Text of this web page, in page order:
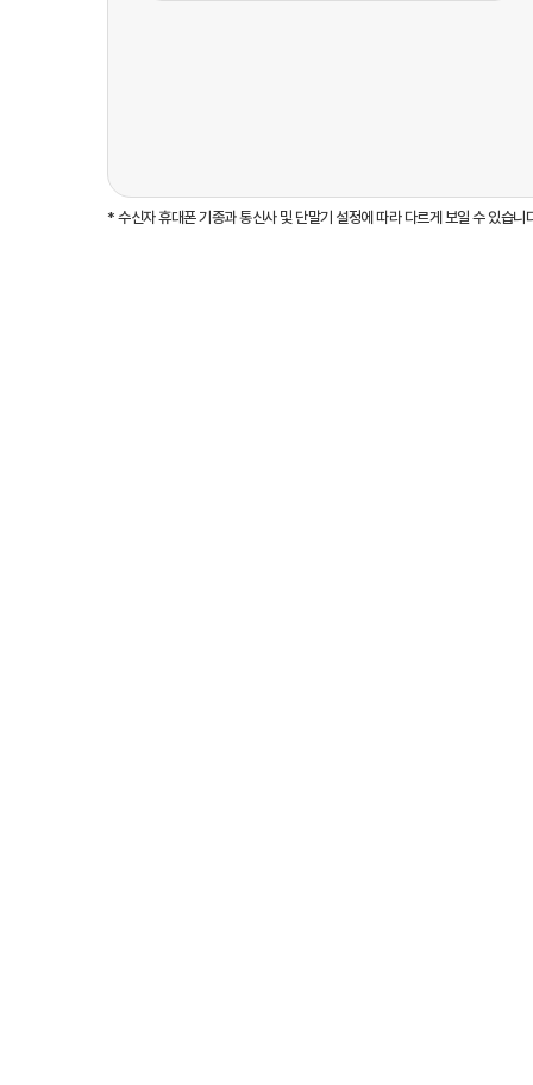
* 수신자 휴대폰 기종과 통신사 및 단말기 설정에 따라 다르게 보일 수 있습니